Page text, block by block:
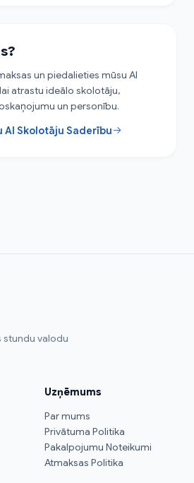
un piedalieties mūsu AI
atrastu ideālo skolotāju,
un personību.
AI Skolotāju Saderību
stundu valodu
Uzņēmums
Par mums
Privātuma Politika
Pakalpojumu Noteikumi
Atmaksas Politika